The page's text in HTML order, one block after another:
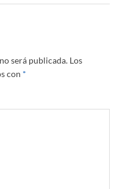
será publicada. Los
con *